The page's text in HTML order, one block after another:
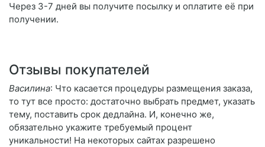
Через 3-7 дней вы получите посылку и оплатите её при
получении.
Отзывы покупателей
Василина: Что касается процедуры размещения заказа,
то тут все просто: достаточно выбрать предмет, указать
тему, поставить срок дедлайна. И, конечно же,
обязательно укажите требуемый процент
уникальности! На некоторых сайтах разрешено